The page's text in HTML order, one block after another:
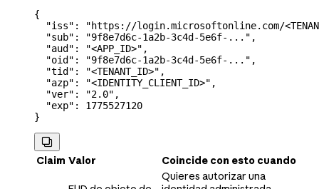
{
  "iss"
:
"https://login.microsoftonline.com/
  "sub"
: "9f8e7d6c-1a2b-3c4d-5e6f-..." ,
  "aud"
: "<APP_ID>" ,
  "oid"
: "9f8e7d6c-1a2b-3c4d-5e6f-..." ,
  "tid"
: "<TENANT_ID>" ,
  "azp"
: "<IDENTITY_CLIENT_ID>" ,
  "ver"
: "2.0" ,
  "exp"
: 1775527120
}

Claim Valor Coincide con esto cuando
Quieres autorizar una